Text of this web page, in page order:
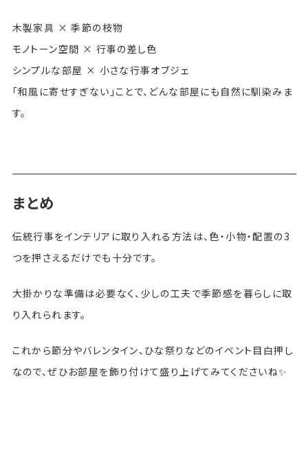
木製家具 × 季節の枝物
モノトーン空間 × 行事の差し色
シンプルな部屋 × 小さな行事オブジェ
「和風に寄せすぎない」ことで、どんな部屋にも自然に馴染みま
す。
まとめ
伝統行事をインテリアに取り入れる方法は、色・小物・配置の3
つを押さえるだけでも十分です。
大掛かりな準備は必要なく、少しの工夫で季節感を暮らしに取
り入れられます。
これから節分やバレンタイン、ひな祭りなどのイベント目白押し
なので、ぜひお部屋を飾り付けて盛り上げてみてくださいね✨